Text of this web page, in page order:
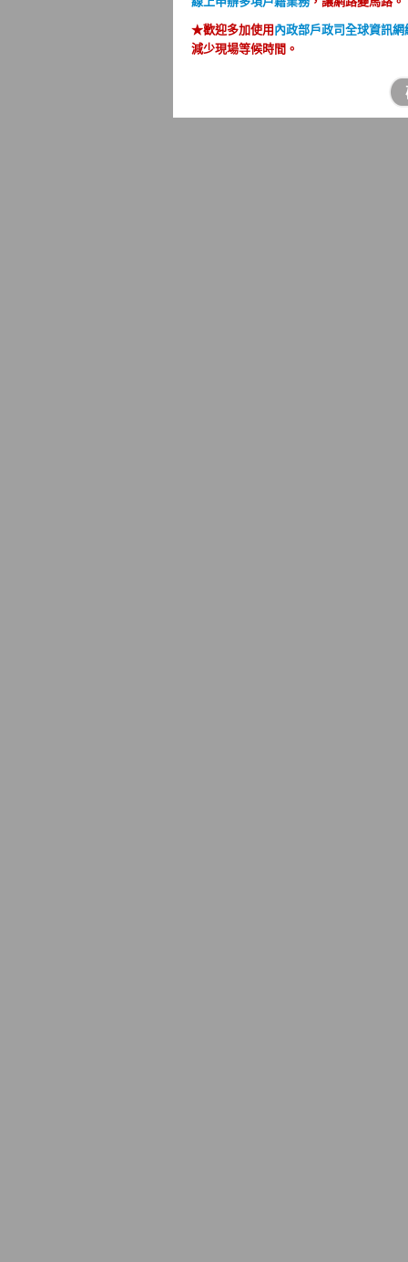
★歡迎多加使用 內政部戶政司全球資訊
減少現場等候時間。
人籍合一，杜絕虛報遷徙及幽靈人